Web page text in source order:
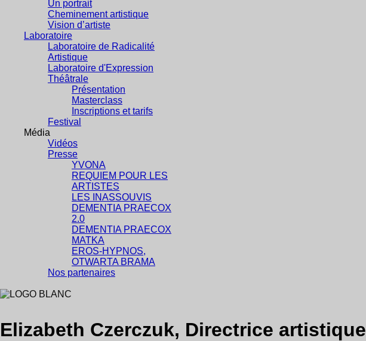
Un portrait
Cheminement artistique
Vision d’artiste
Laboratoire
Laboratoire de Radicalité
Artistique
Laboratoire d'Expression
Théâtrale
Présentation
Masterclass
Inscriptions et tarifs
Festival
Média
Vidéos
Presse
YVONA
REQUIEM POUR LES
ARTISTES
LES INASSOUVIS
DEMENTIA PRAECOX
2.0
DEMENTIA PRAECOX
MATKA
EROS-HYPNOS,
OTWARTA BRAMA
Nos partenaires
Elizabeth Czerczuk, Directrice artistique